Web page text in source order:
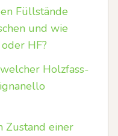
Füllstände
und wie
HF?
Holzfass-
Zustand einer